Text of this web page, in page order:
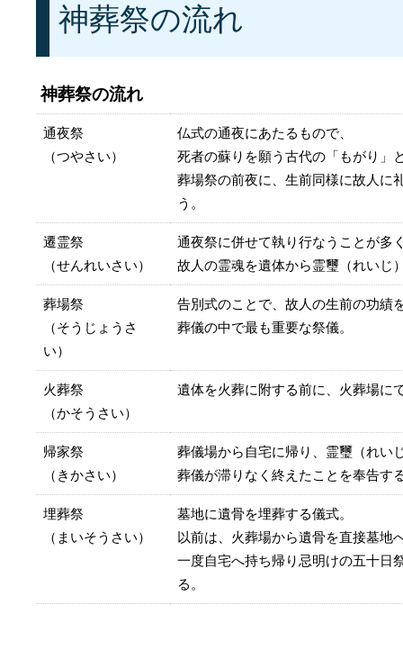
神葬祭の流れ
神葬祭の流れ
通夜祭
（つやさい）
仏式の通夜にあたるもので、
死者の蘇りを願う古代の「もがり」
葬場祭の前夜に、生前同様に故人に
う。
遷霊祭
（せんれいさい）
通夜祭に併せて執り行なうことが多
故人の霊魂を遺体から霊璽（れいじ
葬場祭
（そうじょうさ
い）
告別式のことで、故人の生前の功績
葬儀の中で最も重要な祭儀。
火葬祭
（かそうさい）
遺体を火葬に附する前に、火葬場に
帰家祭
（きかさい）
葬儀場から自宅に帰り、霊璽（れい
葬儀が滞りなく終えたことを奉告す
埋葬祭
（まいそうさい）
墓地に遺骨を埋葬する儀式。
以前は、火葬場から遺骨を直接墓地
一度自宅へ持ち帰り忌明けの五十日
る。